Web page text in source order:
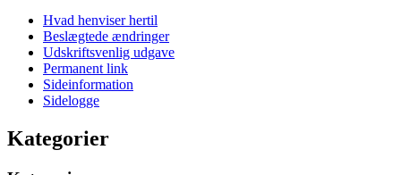
Hvad henviser hertil
Beslægtede ændringer
Udskriftsvenlig udgave
Permanent link
Sideinformation
Sidelogge
Kategorier